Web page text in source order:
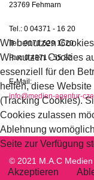
23769 Fehmarn
Tel.: 0 04371 - 16 20
Tel.: 0171 629 1620
Fax: 0 4371 - 55 32
E-Mail:
info@medien-agentur-
© 2021 M.A.C
Wir benutzen Cookies
Wir nutzen Cookies
essenziell für den
helfen, diese
(Tracking Cookies).
Cookies zulassen
Ablehnung
Seite zur Verfügung
Akzeptieren